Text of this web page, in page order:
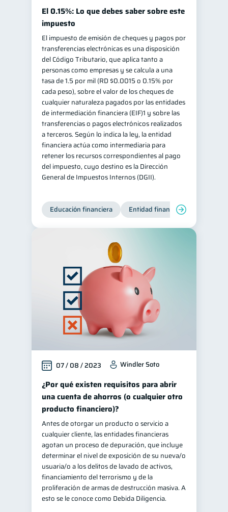
El 0.15%: Lo que debes saber sobre este
impuesto
El impuesto de emisión de cheques y pagos por
transferencias electrónicas es una disposición
del Código Tributario, que aplica tanto a
personas como empresas y se calcula a una
tasa de 1.5 por mil (RD $0.0015 o 0.15% por
cada peso), sobre el valor de los cheques de
cualquier naturaleza pagados por las entidades
de intermediación financiera (EIF)1 y sobre las
transferencias o pagos electrónicos realizados
a terceros. Según lo indica la ley, la entidad
financiera actúa como intermediaria para
retener los recursos correspondientes al pago
del impuesto, cuyo destino es la Dirección
General de Impuestos Internos (DGII).
Educación financiera Entidad financiera
07 / 08 / 2023 Windler Soto
¿Por qué existen requisitos para abrir
una cuenta de ahorros (o cualquier otro
producto financiero)?
Antes de otorgar un producto o servicio a
cualquier cliente, las entidades financieras
agotan un proceso de depuración, que incluye
determinar el nivel de exposición de su nueva/o
usuaria/o a los delitos de lavado de activos,
financiamiento del terrorismo y de la
proliferación de armas de destrucción masiva. A
esto se le conoce como Debida Diligencia.